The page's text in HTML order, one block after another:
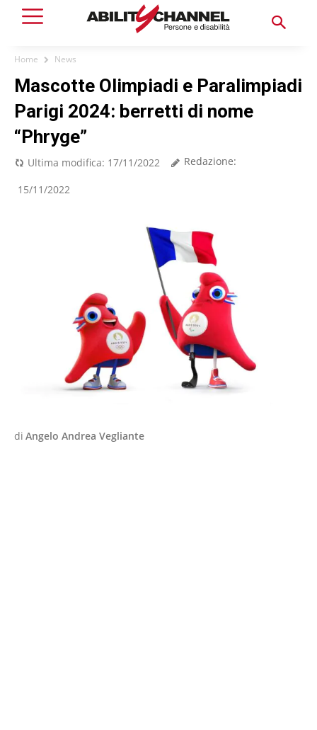
Home News
Mascotte Olimpiadi e Paralimpiadi
Parigi 2024: berretti di nome
“Phryge”
Ultima modifica: 17/11/2022 Redazione:
15/11/2022
di Angelo Andrea Vegliante